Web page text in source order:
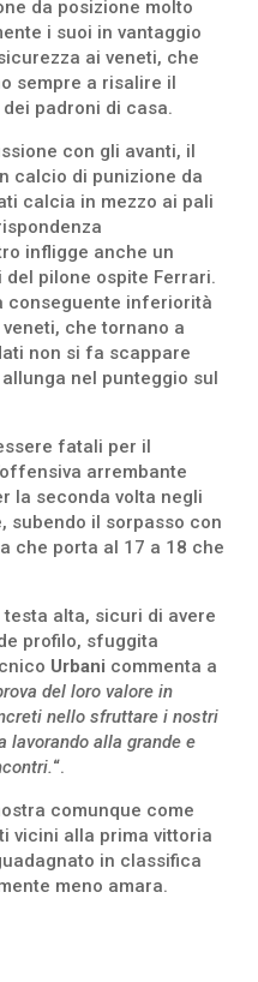
da posizione molto
i suoi in vantaggio
ai veneti, che
sempre a risalire il
padroni di casa.
con gli avanti, il
calcio di punizione da
calcia in mezzo ai pali
infligge anche un
pilone ospite Ferrari.
conseguente inferiorità
che tornano a
non si fa scappare
nel punteggio sul
fatali per il
arrembante
la seconda volta negli
subendo il sorpasso con
che porta al 17 a 18 che
alta, sicuri di avere
profilo, sfuggita
Urbani commenta a
del loro valore in
nello sfruttare i nostri
lavorando alla grande e
“.
comunque come
vicini alla prima vittoria
in classifica
meno amara.